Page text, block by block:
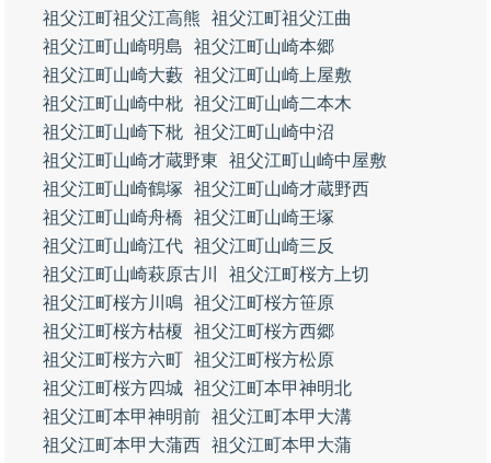
祖父江町祖父江高熊
祖父江町祖父江曲
祖父江町山崎明島
祖父江町山崎本郷
祖父江町山崎大藪 祖父江町山崎上屋敷
祖父江町山崎中枇 祖父江町山崎二本木
祖父江町山崎下枇 祖父江町山崎中沼
祖父江町山崎才蔵野東
祖父江町山崎中屋敷
祖父江町山崎鶴塚
祖父江町山崎才蔵野西
祖父江町山崎舟橋
祖父江町山崎王塚
祖父江町山崎江代 祖父江町山崎三反
祖父江町山崎萩原古川
祖父江町桜方上切
祖父江町桜方川鳴 祖父江町桜方笹原
祖父江町桜方枯榎
祖父江町桜方西郷
祖父江町桜方六町 祖父江町桜方松原
祖父江町桜方四城 祖父江町本甲神明北
祖父江町本甲神明前 祖父江町本甲大溝
祖父江町本甲大蒲西 祖父江町本甲大蒲